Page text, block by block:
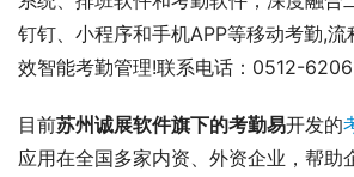
钉钉、小程序和手机APP等移动考勤,流
效智能考勤管理!联系电话：0512-
目前苏州诚展软件旗下的考勤易开发的
应用在全国多家内资、外资企业，帮助